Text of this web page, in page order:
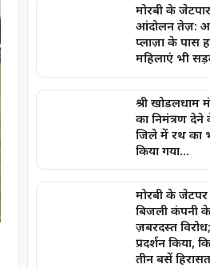
मोरबी के
आंदोलन तेज़:
प्लाज़ा के पास
महिलाएं भी
श्री खोडलधाम
का निमंत्रण
जिले में रथ का
किया गया…
मोरबी के
बिजली कंपनी
ज़बरदस्त
प्रदर्शन किया,
तीन बसें